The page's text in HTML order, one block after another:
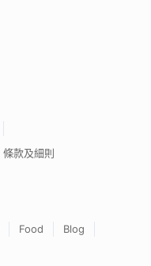
條款及細則
Food
Blog